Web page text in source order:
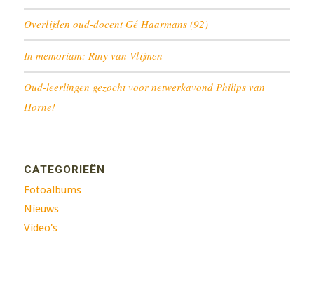
Overlijden oud-docent Gé Haarmans (92)
In memoriam: Riny van Vlijmen
Oud-leerlingen gezocht voor netwerkavond Philips van
Horne!
CATEGORIEËN
Fotoalbums
Nieuws
Video's